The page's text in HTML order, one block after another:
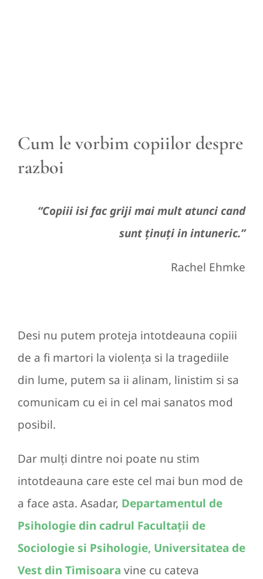
Cum le vorbim copiilor despre
razboi
“Copiii isi fac griji mai mult atunci cand
sunt ținuți in intuneric.”
Rachel Ehmke
Desi nu putem proteja intotdeauna copiii
de a fi martori la violența si la tragediile
din lume, putem sa ii alinam, linistim si sa
comunicam cu ei in cel mai sanatos mod
posibil.
Dar mulți dintre noi poate nu stim
intotdeauna care este cel mai bun mod de
a face asta. Asadar, Departamentul de
Psihologie din cadrul Facultații de
Sociologie si Psihologie, Universitatea de
Vest din Timisoara vine cu cateva